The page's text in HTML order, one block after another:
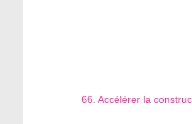
66. Accélérer la